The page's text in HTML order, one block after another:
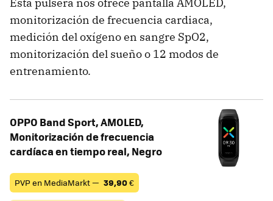
monitorización de frecuencia cardiaca,
medición del oxígeno en sangre SpO2,
monitorización del sueño o 12 modos de
entrenamiento.
OPPO Band Sport, AMOLED,
Monitorización de frecuencia
cardíaca en tiempo real, Negro
PVP en MediaMarkt — 39,90€